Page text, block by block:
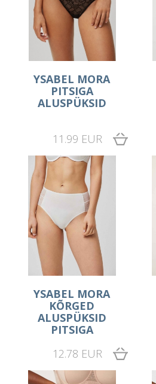
YSABEL MORA
PITSIGA
ALUSPÜKSID
11.99 EUR
YSABEL MORA
KÕRGED
ALUSPÜKSID
PITSIGA
12.78 EUR